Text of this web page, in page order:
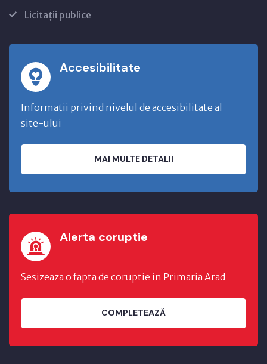
Licitații publice
Accesibilitate
Informatii privind nivelul de accesibilitate al
site-ului
MAI MULTE DETALII
Alerta coruptie
Sesizeaza o fapta de coruptie in Primaria Arad
COMPLETEAZĂ